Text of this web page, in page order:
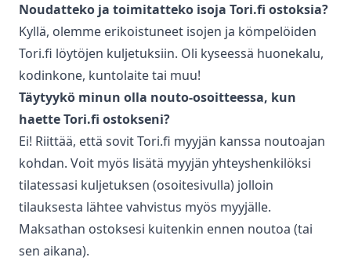
Noudatteko ja toimitatteko isoja Tori.fi ostoksia?
Kyllä, olemme erikoistuneet isojen ja kömpelöiden
Tori.fi löytöjen kuljetuksiin. Oli kyseessä huonekalu,
kodinkone, kuntolaite tai muu!
Täytyykö minun olla nouto-osoitteessa, kun
haette Tori.fi ostokseni?
Ei! Riittää, että sovit Tori.fi myyjän kanssa noutoajan
kohdan. Voit myös lisätä myyjän yhteyshenkilöksi
tilatessasi kuljetuksen (osoitesivulla) jolloin
tilauksesta lähtee vahvistus myös myyjälle.
Maksathan ostoksesi kuitenkin ennen noutoa (tai
sen aikana).